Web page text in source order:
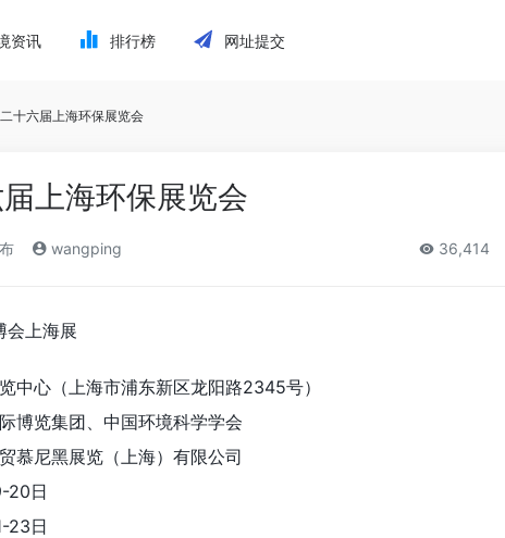
资讯 排行榜 网址提交
十六届上海环保展览会
上海环保展览会
wangping 36,414
会上海展
中心（上海市浦东新区龙阳路2345号）
博览集团、中国环境科学学会
慕尼黑展览（上海）有限公司
20日
23日